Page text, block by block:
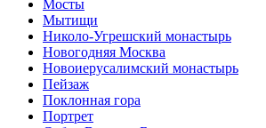
Мосты
Мытищи
Николо-Угрешский монастырь
Новогодняя Москва
Новоиерусалимский монастырь
Пейзаж
Поклонная гора
Портрет